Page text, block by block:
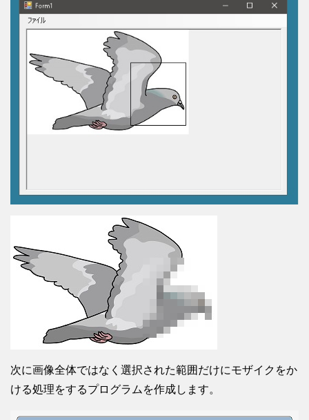
次に画像全体ではなく選択された範囲だけにモザイクをか
ける処理をするプログラムを作成します。